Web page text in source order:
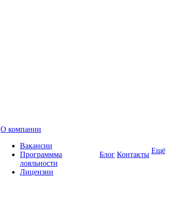
О компании
Вакансии
Программма
лояльности
Лицензии
Блог Контакты Ещё